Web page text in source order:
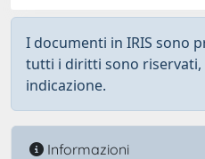
I documenti in IRIS sono
tutti i diritti sono riservati,
indicazione.
Informazioni